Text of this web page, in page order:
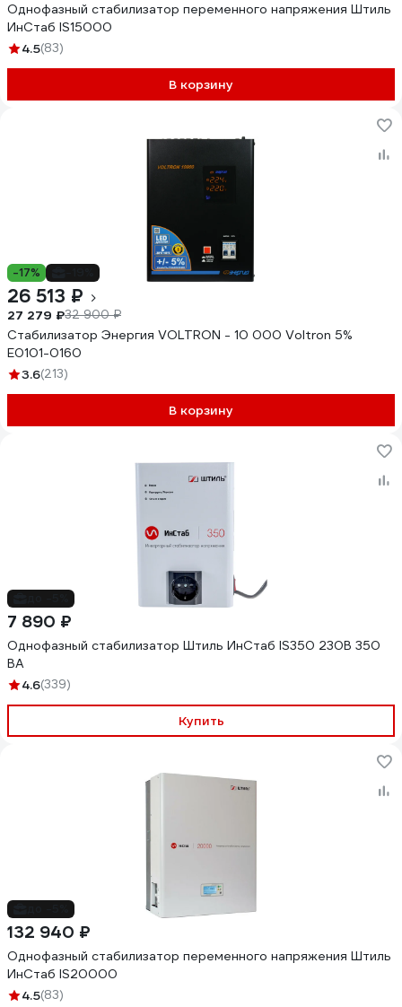
Однофазный стабилизатор переменного напряжения Штиль
ИнСтаб IS15000
4.5(83)
В корзину
-17%
26 513 ₽
27 279 ₽32 900 ₽
Стабилизатор Энергия VOLTRON - 10 000 Voltron 5%
Е0101-0160
3.6(213)
В корзину
7 890 ₽
Однофазный стабилизатор Штиль ИнСтаб IS350 230В 350
ВА
4.6(339)
Купить
132 940 ₽
Однофазный стабилизатор переменного напряжения Штиль
ИнСтаб IS20000
4.5(83)